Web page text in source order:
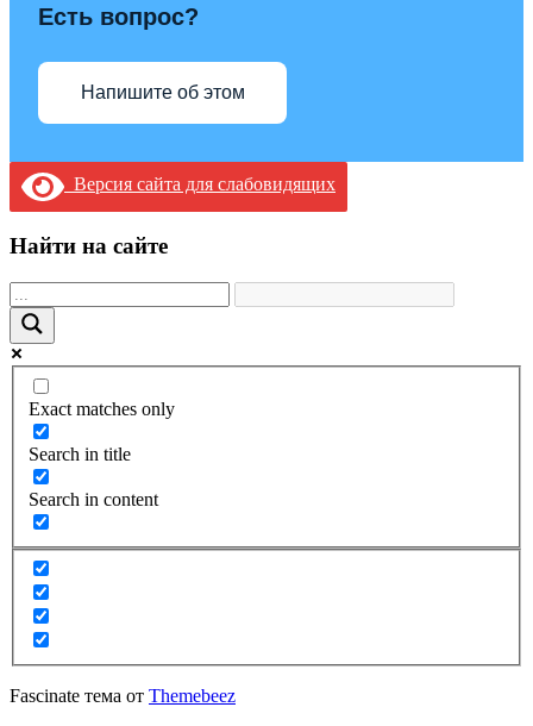
Есть вопрос?
Напишите об этом
Версия сайта для слабовидящих
Найти на сайте
Exact matches only
Search in title
Search in content
Fascinate тема от Themebeez